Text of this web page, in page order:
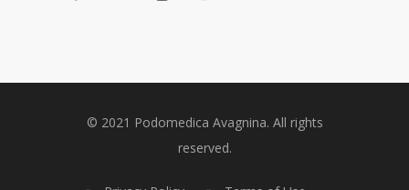
© 2021 Podomedica Avagnina. All rights
reserved.